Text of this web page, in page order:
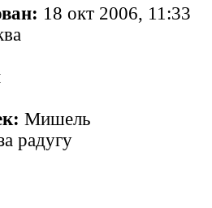
18 окт 2006, 11:33
Мишель
радугу